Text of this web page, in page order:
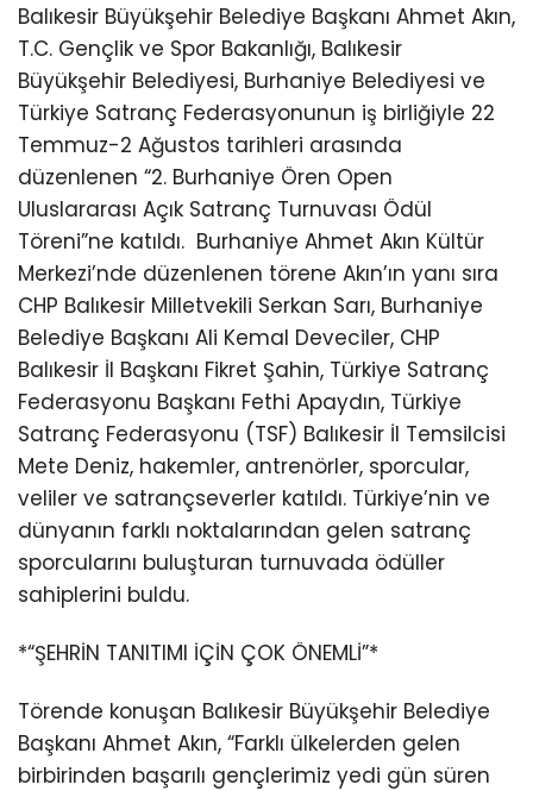
Balıkesir Büyükşehir Belediye Başkanı Ahmet Akın,
T.C. Gençlik ve Spor Bakanlığı, Balıkesir
Büyükşehir Belediyesi, Burhaniye Belediyesi ve
Türkiye Satranç Federasyonunun iş birliğiyle 22
Temmuz-2 Ağustos tarihleri arasında
düzenlenen “2. Burhaniye Ören Open
Uluslararası Açık Satranç Turnuvası Ödül
Töreni”ne katıldı. Burhaniye Ahmet Akın Kültür
Merkezi’nde düzenlenen törene Akın’ın yanı sıra
CHP Balıkesir Milletvekili Serkan Sarı, Burhaniye
Belediye Başkanı Ali Kemal Deveciler, CHP
Balıkesir İl Başkanı Fikret Şahin, Türkiye Satranç
Federasyonu Başkanı Fethi Apaydın, Türkiye
Satranç Federasyonu (TSF) Balıkesir İl Temsilcisi
Mete Deniz, hakemler, antrenörler, sporcular,
veliler ve satrançseverler katıldı. Türkiye’nin ve
dünyanın farklı noktalarından gelen satranç
sporcularını buluşturan turnuvada ödüller
sahiplerini buldu.
*“ŞEHRİN TANITIMI İÇİN ÇOK ÖNEMLİ”*
Törende konuşan Balıkesir Büyükşehir Belediye
Başkanı Ahmet Akın, “Farklı ülkelerden gelen
birbirinden başarılı gençlerimiz yedi gün süren